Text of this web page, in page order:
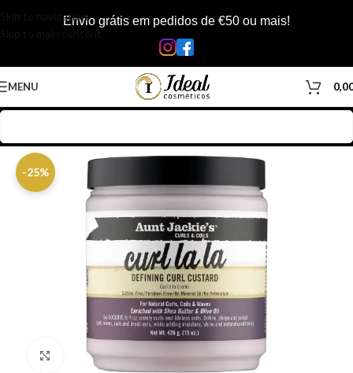
Skip to navigationEnvio grátis em pedidos de €50 ou mais!
MENU
-25%
Clique para ampliar